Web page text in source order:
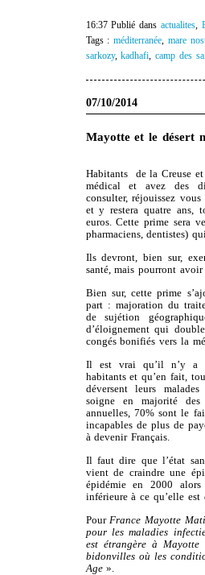
16:37 Publié dansactualites,
Tags :méditerranée,mare
sarkozy,kadhafi,camp des
07/10/2014
Mayotte et le désert
Habitants
de la Creuse
médical et avez des
consulter, réjouissez
et y restera quatre ans,
euros. Cette prime sera
pharmaciens, dentistes)
Ils devront, bien sur,
santé, mais pourront
Bien sur, cette prime
part : majoration du
de sujétion
d’éloignement qui
congés bonifiés vers la
Il est vrai qu’il n’y a
habitants et qu’en fait,
déversent leurs
soigne en majorité des
annuelles, 70% sont le
incapables de plus de
à devenir Français.
Il faut dire que l’état
vient de craindre une
épidémie en 2000
inférieure à ce qu’elle est
PourFrance Mayotte
pour les maladies
est étrangère à
bidonvilles où les
Age».